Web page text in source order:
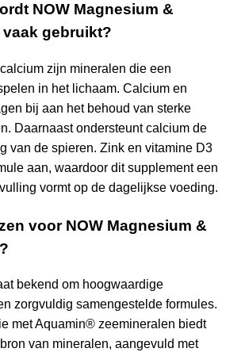
NOW Magnesium &
gebruikt?
zijn mineralen die een
in het lichaam. Calcium en
bij aan het behoud van sterke
Daarnaast ondersteunt calcium de
van de spieren. Zink en vitamine D3
aan, waardoor dit supplement een
vormt op de dagelijkse voeding.
voor NOW Magnesium &
bekend om hoogwaardige
zorgvuldig samengestelde formules.
met Aquamin® zeemineralen biedt
van mineralen, aangevuld met